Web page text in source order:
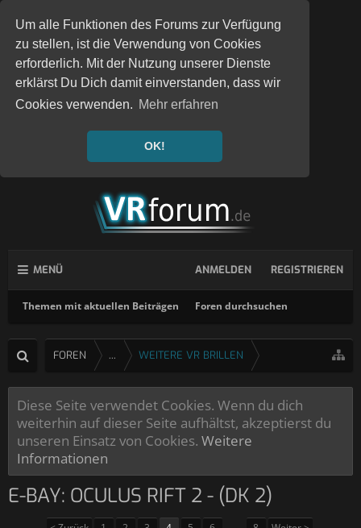
Um alle Funktionen des Forums zur Verfügung
zu stellen, ist die Verwendung von Cookies
erforderlich. Mit der Nutzung unserer Dienste
erklärst Du Dich damit einverstanden, dass wir
Cookies verwenden. Mehr erfahren
OK!
MENÜ
Themen mit aktuellen Beiträgen Foren durchsuchen
ANMELDEN REGISTRIEREN
FOREN ... WEITERE VR BRILLEN
Diese Seite verwendet Cookies. Wenn du dich
weiterhin auf dieser Seite aufhältst, akzeptierst du
unseren Einsatz von Cookies. Weitere
Informationen
E-BAY: OCULUS RIFT 2 - (DK 2)